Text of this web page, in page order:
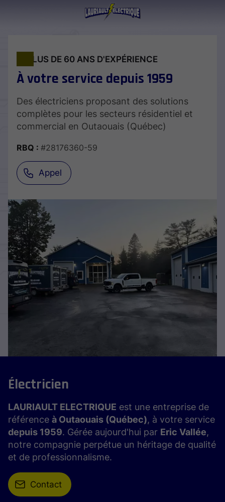
PLUS DE 60 ANS D'EXPÉRIENCE
À votre service depuis 1959
Des électriciens proposant des solutions
complètes pour les secteurs résidentiel et
commercial en Outaouais (Québec)
RBQ : #28176360-59
Appel
Électricien
LAURIAULT ELECTRIQUE est une entreprise de
référence à Outaouais (Québec), à votre service
depuis 1959. Gérée aujourd'hui par Eric Vallée,
notre compagnie perpétue un héritage de qualité
et de professionnalisme.
Contact